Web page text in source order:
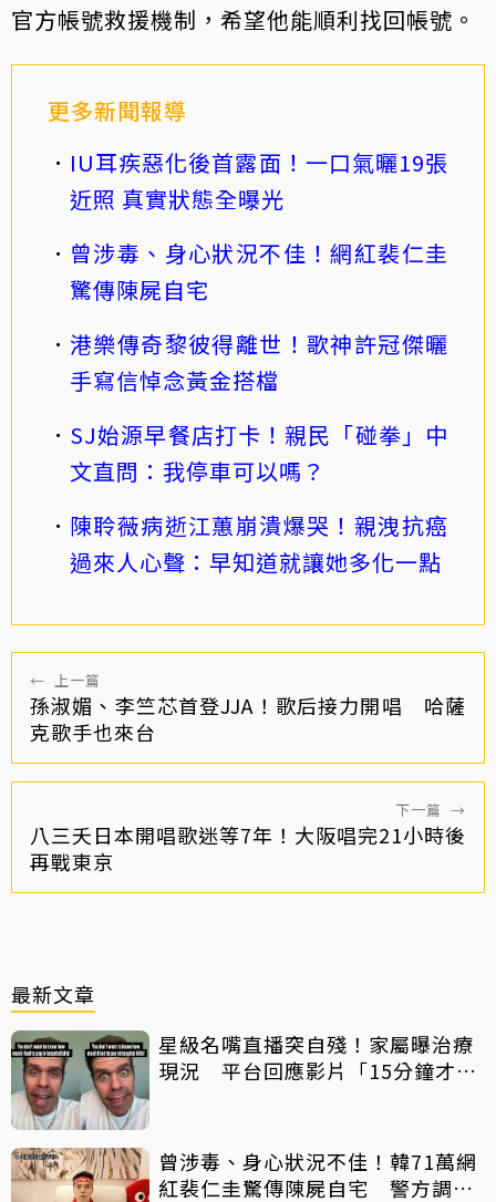
官方帳號救援機制，希望他能順利找回帳號。
更多新聞報導
IU耳疾惡化後首露面！一口氣曬19張
近照 真實狀態全曝光
曾涉毒、身心狀況不佳！網紅裴仁圭
驚傳陳屍自宅
港樂傳奇黎彼得離世！歌神許冠傑曬
手寫信悼念黃金搭檔
SJ始源早餐店打卡！親民「碰拳」中
文直問：我停車可以嗎？
陳聆薇病逝江蕙崩潰爆哭！親洩抗癌
過來人心聲：早知道就讓她多化一點
← 上一篇
孫淑媚、李竺芯首登JJA！歌后接力開唱 哈薩
克歌手也來台
下一篇 →
八三夭日本開唱歌迷等7年！大阪唱完21小時後
再戰東京
最新文章
星級名嘴直播突自殘！家屬曝治療
現況 平台回應影片「15分鐘才下
曾涉毒、身心狀況不佳！韓71萬網
紅裴仁圭驚傳陳屍自宅 警方調查